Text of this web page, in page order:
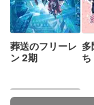
葬送のフリーレ
ン 2期
多
ち